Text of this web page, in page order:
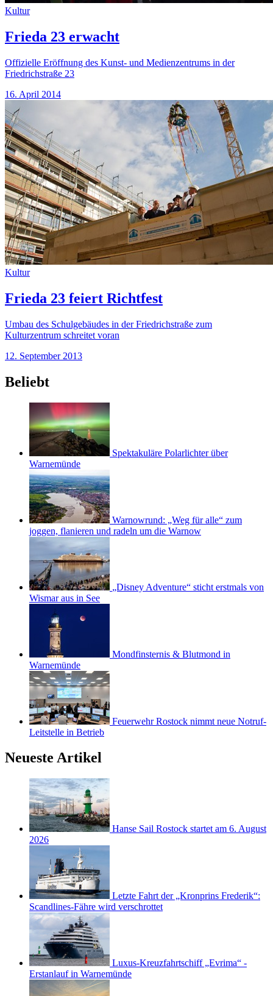
Kultur
Frieda 23 erwacht
Offizielle Eröffnung des Kunst- und Medienzentrums in der
Friedrichstraße 23
16. April 2014
Kultur
Frieda 23 feiert Richtfest
Umbau des Schulgebäudes in der Friedrichstraße zum
Kulturzentrum schreitet voran
12. September 2013
Beliebt
Spektakuläre Polarlichter über
Warnemünde
Warnowrund: „Weg für alle“ zum
joggen, flanieren und radeln um die Warnow
„Disney Adventure“ sticht erstmals von
Wismar aus in See
Mondfinsternis & Blutmond in
Warnemünde
Feuerwehr Rostock nimmt neue Notruf-
Leitstelle in Betrieb
Neueste Artikel
Hanse Sail Rostock startet am 6. August
2026
Letzte Fahrt der „Kronprins Frederik“:
Scandlines-Fähre wird verschrottet
Luxus-Kreuzfahrtschiff „Evrima“ -
Erstanlauf in Warnemünde